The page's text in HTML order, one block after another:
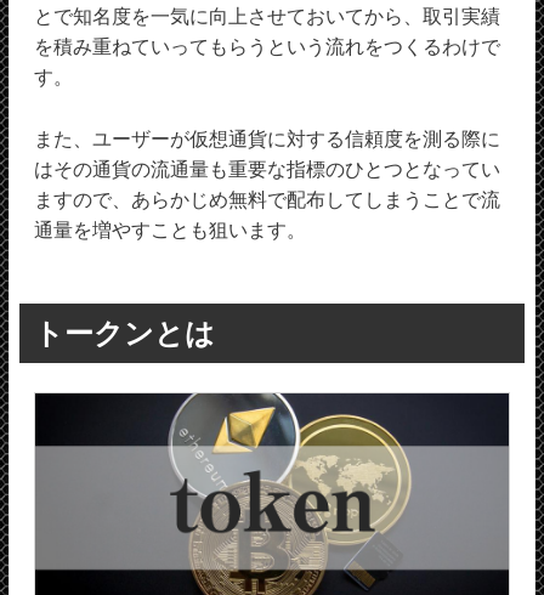
とで知名度を一気に向上させておいてから、取引実績
を積み重ねていってもらうという流れをつくるわけで
す。
また、ユーザーが仮想通貨に対する信頼度を測る際に
はその通貨の流通量も重要な指標のひとつとなってい
ますので、あらかじめ無料で配布してしまうことで流
通量を増やすことも狙います。
トークンとは